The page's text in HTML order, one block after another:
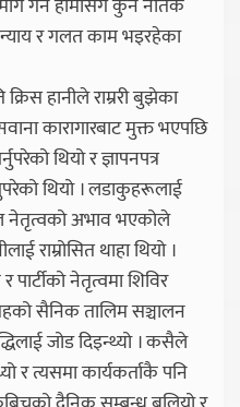
गर्ने हामीसँग कुनै नैतिक
र गलत काम भइरहेका
हानीले राम्ररी बुझेका
कारागारबाट मुक्त भएपछि
थियो र ज्ञापनपत्र
थियो । लडाकुहरूलाई
नेतृत्वको अभाव भएकोले
राम्रोसित थाहा थियो ।
नेतृत्वमा शिविर
सैनिक तालिम सञ्चालन
जोड दिइन्थ्यो । कसैले
र त्यसमा कार्यकर्ताकै पनि